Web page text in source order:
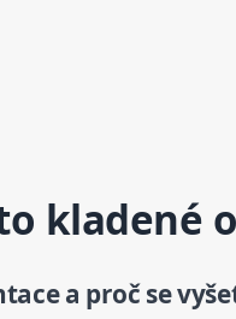
kladené
a proč se